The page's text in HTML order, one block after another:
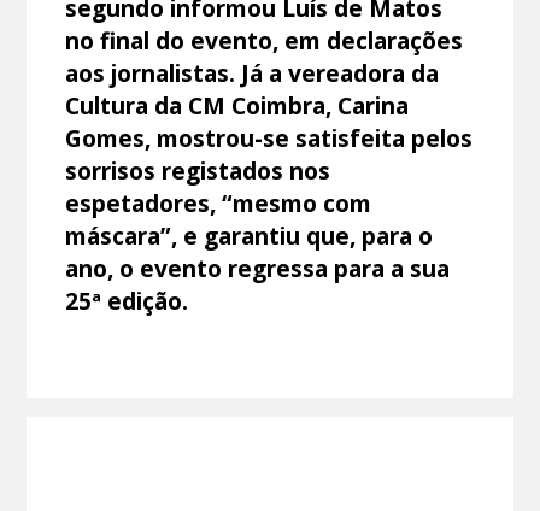
segundo informou Luís de Matos
no final do evento, em declarações
aos jornalistas. Já a vereadora da
Cultura da CM Coimbra, Carina
Gomes, mostrou-se satisfeita pelos
sorrisos registados nos
espetadores, “mesmo com
máscara”, e garantiu que, para o
ano, o evento regressa para a sua
25ª edição.